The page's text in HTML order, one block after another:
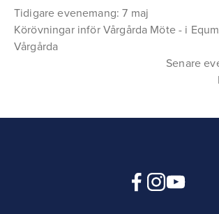
Tidigare evenemang: 7 maj
Körövningar inför Vårgårda Möte - i
Vårgårda
Senare